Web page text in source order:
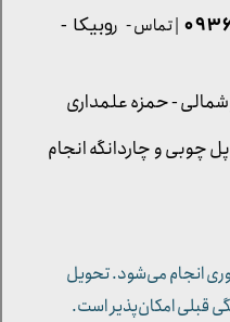
| تماس - روبیکا -
شمالی - حمزه علمداری
انجام می‌شود. تحویل
قبلی امکان‌پذیر است.
چوبی و چاردانگه انجام